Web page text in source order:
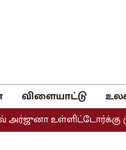
விளையாட்டு
முக்கிய